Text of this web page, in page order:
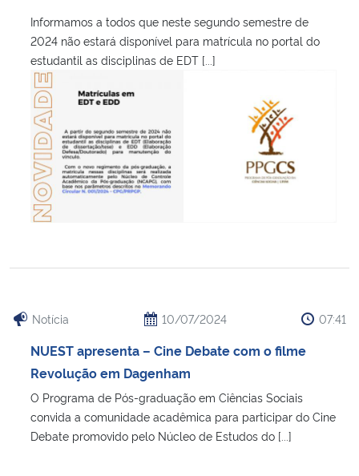
Informamos a todos que neste segundo semestre de
2024 não estará disponível para matrícula no portal do
estudantil as disciplinas de EDT [...]
Notícia 10/07/2024 07:41
NUEST apresenta – Cine Debate com o filme
Revolução em Dagenham
O Programa de Pós-graduação em Ciências Sociais
convida a comunidade acadêmica para participar do Cine
Debate promovido pelo Núcleo de Estudos do [...]